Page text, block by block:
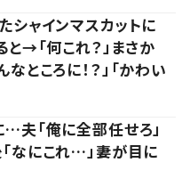
シャインマスカットに
と→「何これ？」まさか
ところに！？」「かわい
夫「俺に全部任せろ」
なにこれ…」妻が目に